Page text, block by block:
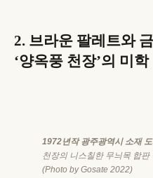
2. 브라운 팔레트와
‘양옥풍 천장’의 미학
1972년작 광주광역시 소재
천장의 니스칠한 무늬목 합판
(Photo by Gosate 2022)